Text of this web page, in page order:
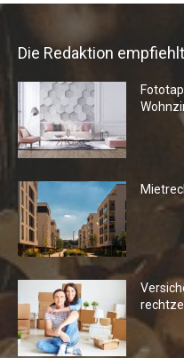
Die Redaktion empfiehlt